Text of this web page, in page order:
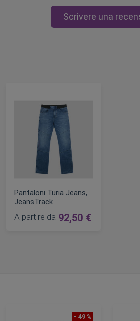
Scrivere una
Pantaloni Turia Jeans,
JeansTrack
A partire da 92,50 €
- 49 %